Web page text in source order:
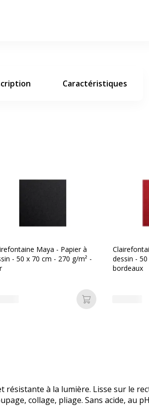
Caractéristiques
panier
Maya - Papier à
- 50 x 70 cm - 270 g/m² -
Ajouter au panier
dessin -
bordeaux
à la lumière. Lisse sur le
collage, pliage. Sans acide, au